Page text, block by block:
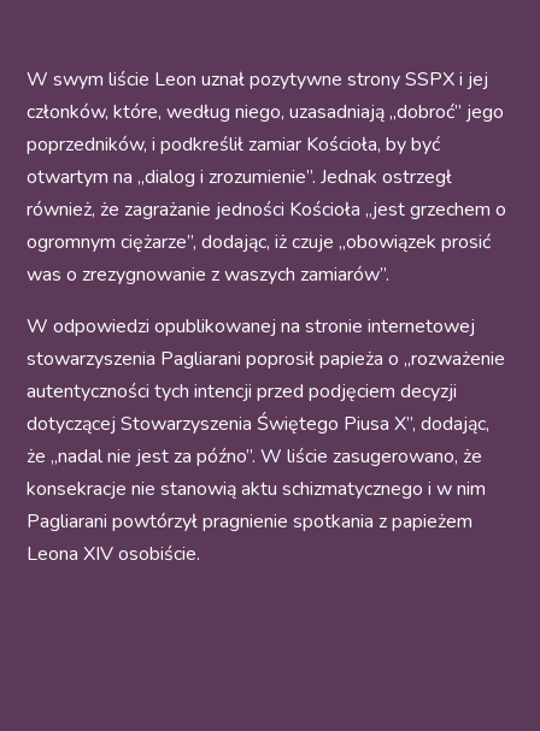
W swym liście Leon uznał pozytywne strony SSPX i jej
członków, które, według niego, uzasadniają „dobroć” jego
poprzedników, i podkreślił zamiar Kościoła, by być
otwartym na „dialog i zrozumienie”. Jednak ostrzegł
również, że zagrażanie jedności Kościoła „jest grzechem o
ogromnym ciężarze”, dodając, iż czuje „obowiązek prosić
was o zrezygnowanie z waszych zamiarów”.
W odpowiedzi opublikowanej na stronie internetowej
stowarzyszenia Pagliarani poprosił papieża o „rozważenie
autentyczności tych intencji przed podjęciem decyzji
dotyczącej Stowarzyszenia Świętego Piusa X”, dodając,
że „nadal nie jest za późno”. W liście zasugerowano, że
konsekracje nie stanowią aktu schizmatycznego i w nim
Pagliarani powtórzył pragnienie spotkania z papieżem
Leona XIV osobiście.